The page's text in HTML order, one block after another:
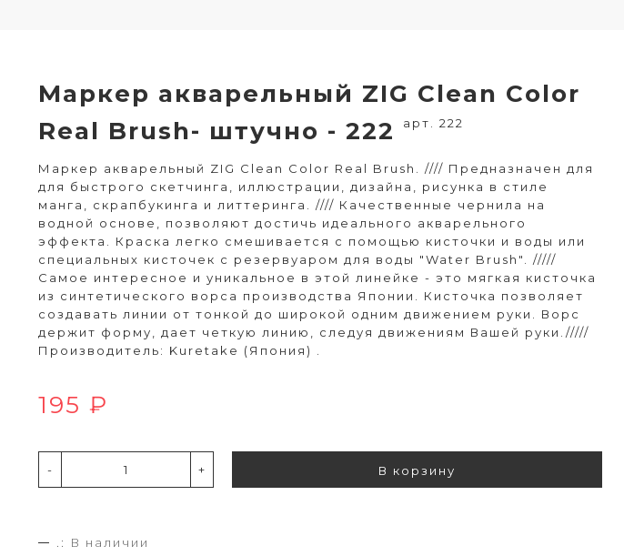
Маркер акварельный ZIG Clean Color
Real Brush- штучно - 222
арт. 222
Маркер акварельный ZIG Clean Color Real Brush. //// Предназначен для
для быстрого скетчинга, иллюстрации, дизайна, рисунка в стиле
манга, скрапбукинга и литтеринга. //// Качественные чернила на
водной основе, позволяют достичь идеального акварельного
эффекта. Краска легко смешивается с помощью кисточки и воды или
специальных кисточек с резервуаром для воды "Water Brush". /////
Самое интересное и уникальное в этой линейке - это мягкая кисточка
из синтетического ворса производства Японии. Кисточка позволяет
создавать линии от тонкой до широкой одним движением руки. Ворс
держит форму, дает четкую линию, следуя движениям Вашей руки./////
Производитель: Kuretake (Япония) .
195 ₽
- + В корзину
.:
В наличии